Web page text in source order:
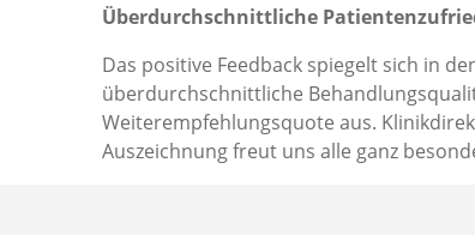
Überdurchschnittliche
Das positive Feedback spiegelt sich in
überdurchschnittliche
Weiterempfehlungsquote aus.
Auszeichnung freut uns alle ganz